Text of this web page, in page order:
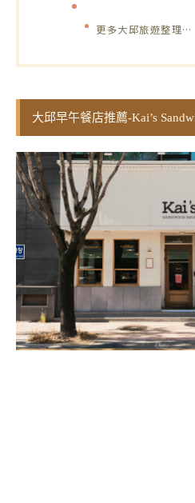
更多大邱旅遊整理…
大邱早午餐店推薦-Kai’s